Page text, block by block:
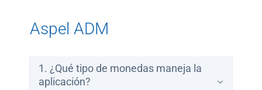
Aspel ADM
1. ¿Qué tipo de monedas maneja la
aplicación?